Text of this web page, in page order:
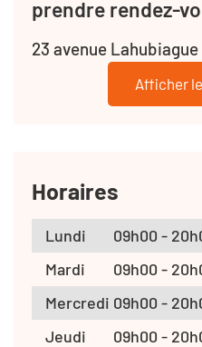
prendre rendez-
23 avenue
Afficher
Horaires
Lundi
09h00 -
Mardi
09h00 -
Mercredi 09h00 -
Jeudi
09h00 -